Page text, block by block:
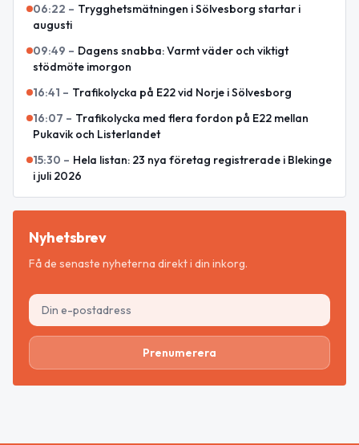
06:22 – Trygghetsmätningen i Sölvesborg startar i
augusti
09:49 – Dagens snabba: Varmt väder och viktigt
stödmöte imorgon
16:41 – Trafikolycka på E22 vid Norje i Sölvesborg
16:07 – Trafikolycka med flera fordon på E22 mellan
Pukavik och Listerlandet
15:30 – Hela listan: 23 nya företag registrerade i Blekinge
i juli 2026
Nyhetsbrev
Få de senaste nyheterna direkt i din inkorg.
Prenumerera